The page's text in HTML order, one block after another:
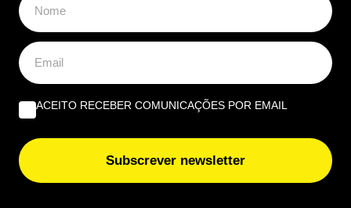
ACEITO RECEBER COMUNICAÇÕES POR EMAIL
Subscrever newsletter